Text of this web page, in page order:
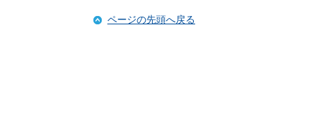
ページの先頭へ戻る